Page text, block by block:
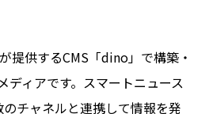
提供するCMS「dino」で構築・
ィアです。 スマートニュース
チャネルと連携して情報を発